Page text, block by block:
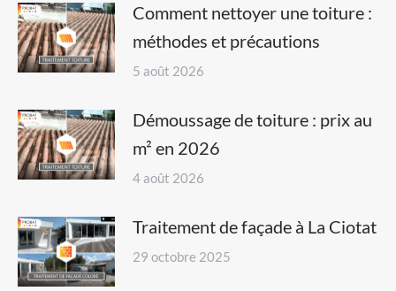
Comment nettoyer une toiture :
méthodes et précautions
5 août 2026
Démoussage de toiture : prix au
m² en 2026
4 août 2026
Traitement de façade à La Ciotat
29 octobre 2025